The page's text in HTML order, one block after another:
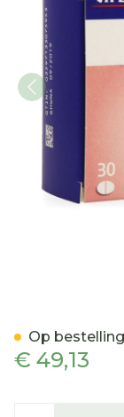
€ 49,13
Op bestelling